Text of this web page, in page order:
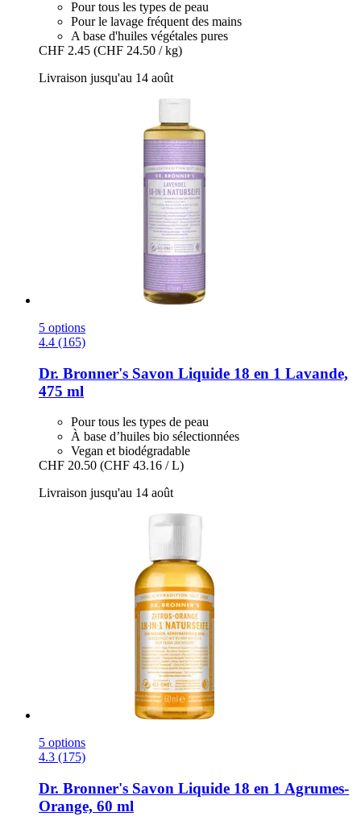
Pour tous les types de peau
Pour le lavage fréquent des mains
A base d'huiles végétales pures
CHF 2.45 (CHF 24.50 / kg)
Livraison jusqu'au 14 août
5 options
4.4 (165)
Dr. Bronner's Savon Liquide 18 en 1 Lavande,
475 ml
Pour tous les types de peau
À base d’huiles bio sélectionnées
Vegan et biodégradable
CHF 20.50 (CHF 43.16 / L)
Livraison jusqu'au 14 août
5 options
4.3 (175)
Dr. Bronner's Savon Liquide 18 en 1 Agrumes-​
Orange, 60 ml